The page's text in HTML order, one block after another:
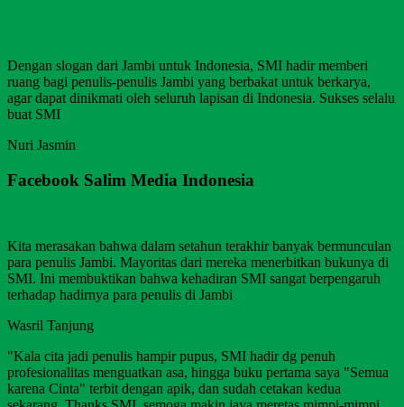
Dengan slogan dari Jambi untuk Indonesia, SMI hadir memberi
ruang bagi penulis-penulis Jambi yang berbakat untuk berkarya,
agar dapat dinikmati oleh seluruh lapisan di Indonesia. Sukses selalu
buat SMI
Nuri Jasmin
Facebook Salim Media Indonesia
Kita merasakan bahwa dalam setahun terakhir banyak bermunculan
para penulis Jambi. Mayoritas dari mereka menerbitkan bukunya di
SMI. Ini membuktikan bahwa kehadiran SMI sangat berpengaruh
terhadap hadirnya para penulis di Jambi
Wasril Tanjung
"Kala cita jadi penulis hampir pupus, SMI hadir dg penuh
profesionalitas menguatkan asa, hingga buku pertama saya "Semua
karena Cinta" terbit dengan apik, dan sudah cetakan kedua